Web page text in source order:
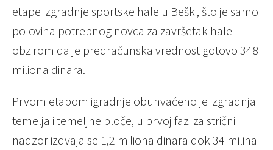
etape izgradnje sportske hale u Beški, što je samo
polovina potrebnog novca za završetak hale
obzirom da je predračunska vrednost gotovo 348
miliona dinara.
Prvom etapom igradnje obuhvaćeno je izgradnja
temelja i temeljne ploče, u prvoj fazi za strični
nadzor izdvaja se 1,2 miliona dinara dok 34 milina